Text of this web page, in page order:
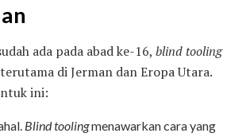
ada pada abad ke-16, blind tooling
di Jerman dan Eropa Utara.
ini:
Blind toolingmenawarkan cara yang